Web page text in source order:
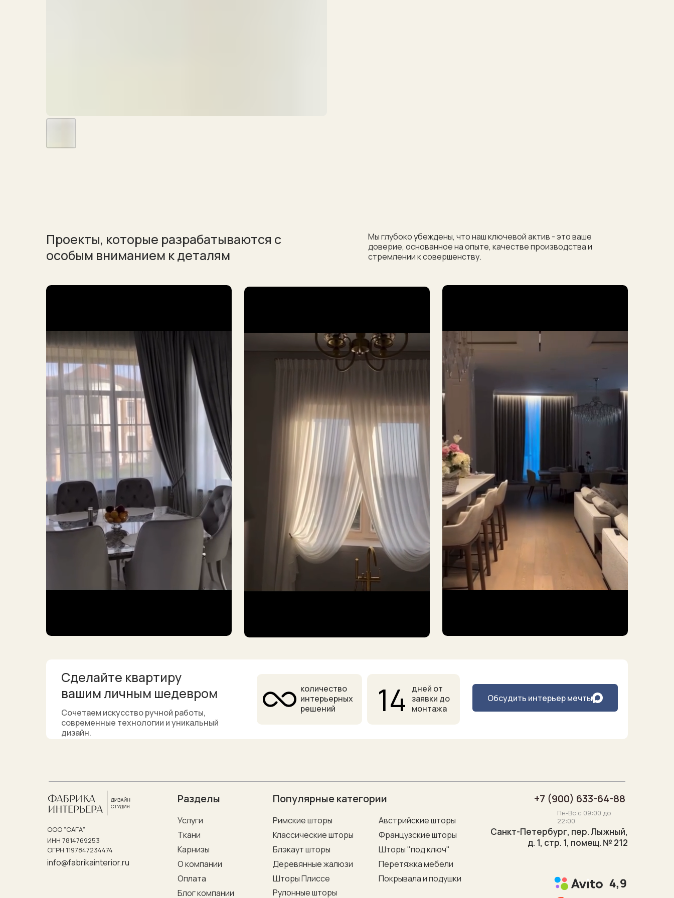
Проекты, которые
разрабатываются с
особым вниманием
к деталям
Проекты, которые разрабатываются с
особым вниманием к деталям
Мы глубоко убеждены, что наш ключевой актив - это ваше
доверие, основанное на опыте, качестве производства и
стремлении к совершенству.
Сделайте квартиру
вашим личным шедевром
Сочетаем искусство ручной работы,
современные технологии и уникальный
дизайн.
Обсудить интерьер мечты
14
дней от
заявки до
монтажа
количество
интерьерных
решений
Пригласить дизайнера
Нажимая на кнопку, вы соглашаетесь с
Политикой обработки
персональных данных
Осталось только пригласить нашего дизайнера!
ООО "САГА"
ИНН 7814769253
info@fabrikainterior.ru
Разделы
О компании
Ткани
Оплата
Услуги
Популярные категории
Римские шторы
Классические шторы
Блэкаут шторы
Деревянные жалюзи
Шторы Плиссе
Шторы "под ключ"
Перетяжка мебели
Покрывала и подушки
+7 (900) 633-64-88
Пн-Вс с 09:00 до
22:00
Австрийские шторы
Французские шторы
ОГРН 1197847234474 Карнизы
Блог компании Рулонные шторы
Санкт-Петербург, пер. Лыжный,
д. 1, стр. 1, помещ. № 212